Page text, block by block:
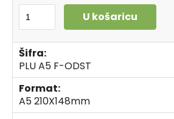
U košaricu
Šifra:
PLU A5 F-ODST
Format:
A5 210X148mm